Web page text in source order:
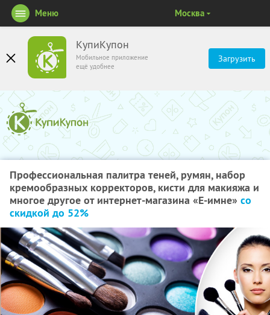
КупиКупон
Мобильное приложение
ещё удобнее
Загрузить
Меню Москва
Профессиональная палитра теней, румян, набор
кремообразных корректоров, кисти для макияжа и
многое другое от интернет-магазина «Е-имне» со
скидкой до 52%